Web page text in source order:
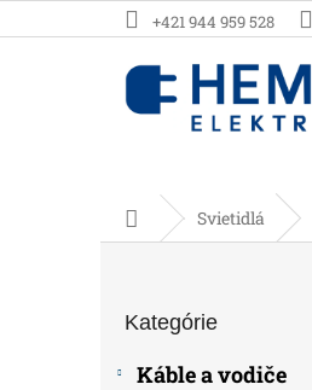
na
+421 944 959 528
DomovSvietidlá
kategórie
Kategórie
Káble a vodiče